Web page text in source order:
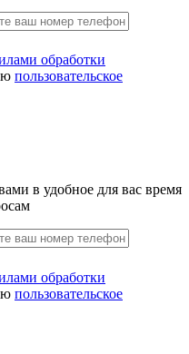
обработки
пользовательское
в удобное для вас время
обработки
пользовательское